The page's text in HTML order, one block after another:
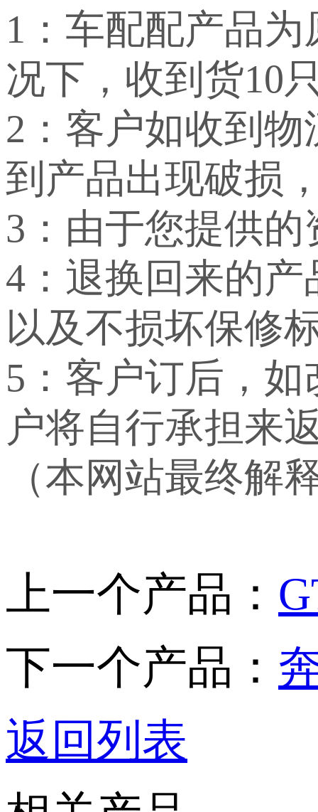
1：车配配产品
况下，收到货10
2：客户如收到
到产品出现破损
3：由于您提供
4：退换回来的
以及不损坏保修
5：客户订后，
户将自行承担来
（本网站最终解
上一个产品：
下一个产品：
返回列表